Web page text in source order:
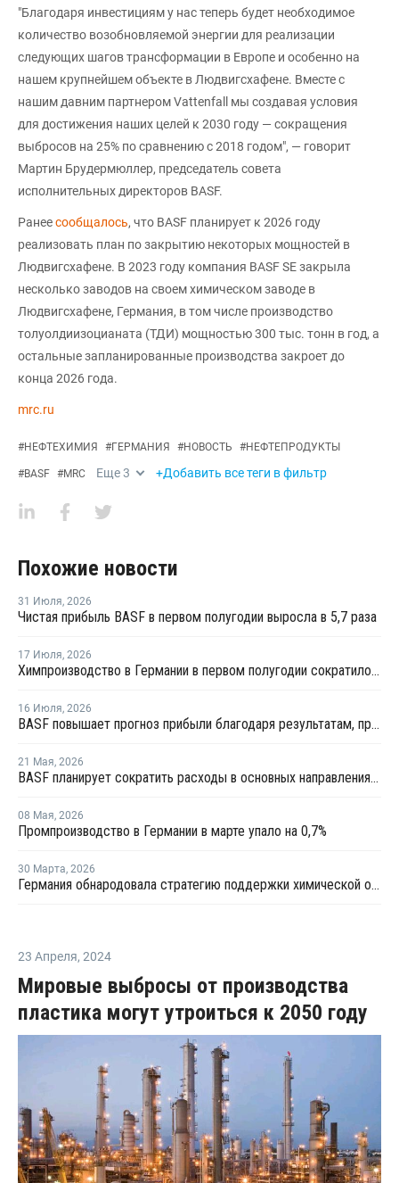
"Благодаря инвестициям у нас теперь будет необходимое
количество возобновляемой энергии для реализации
следующих шагов трансформации в Европе и особенно на
нашем крупнейшем объекте в Людвигсхафене. Вместе с
нашим давним партнером Vattenfall мы создавая условия
для достижения наших целей к 2030 году — сокращения
выбросов на 25% по сравнению с 2018 годом", — говорит
Мартин Брудермюллер, председатель совета
исполнительных директоров BASF.
Ранеесообщалось, что BASF планирует к 2026 году
реализовать план по закрытию некоторых мощностей в
Людвигсхафене. В 2023 году компания BASF SE закрыла
несколько заводов на своем химическом заводе в
Людвигсхафене, Германия, в том числе производство
толуолдиизоцианата (ТДИ) мощностью 300 тыс. тонн в год, а
остальные запланированные производства закроет до
конца 2026 года.
mrc.ru
#НЕФТЕХИМИЯ #ГЕРМАНИЯ #НОВОСТЬ #НЕФТЕПРОДУКТЫ
#BASF #MRC Еще3 +Добавить все теги в фильтр
Похожие новости
31 Июля, 2026
Чистая прибыль BASF в первом полугодии выросла в 5,7 раза
17 Июля, 2026
Химпроизводство в Германии в первом полугодии сократилось на 3%
16 Июля, 2026
BASF повышает прогноз прибыли благодаря результатам, превзошедшим ожидания
21 Мая, 2026
BASF планирует сократить расходы в основных направлениях деятельности на 20% к 2029 году
08 Мая, 2026
Промпроизводство в Германии в марте упало на 0,7%
30 Марта, 2026
Германия обнародовала стратегию поддержки химической отрасли страны
23 Апреля, 2024
Мировые выбросы от производства
пластика могут утроиться к 2050 году